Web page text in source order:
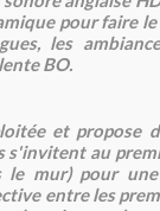
pour faire
, les
BO.
et propose
s'invitent au
le mur) pour
entre les